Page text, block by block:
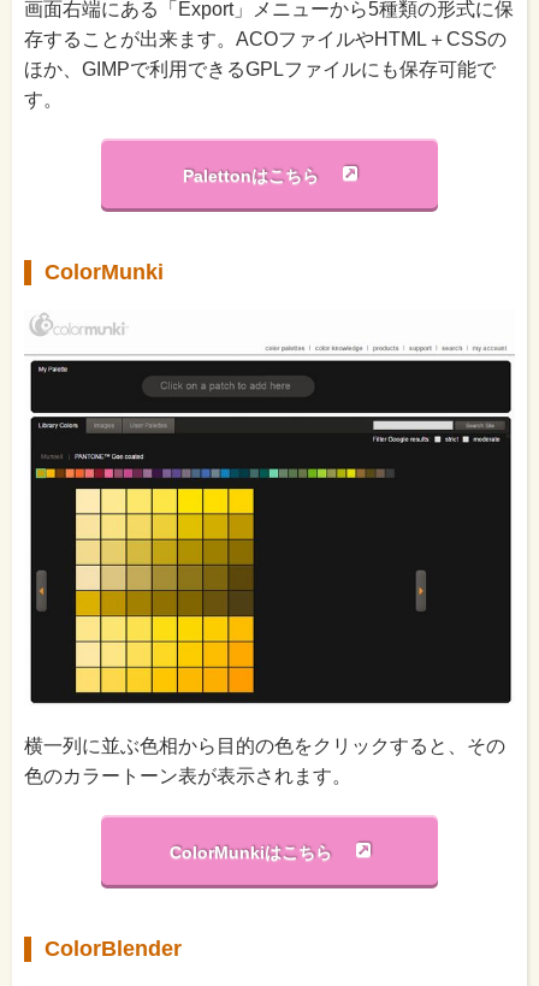
画面右端にある「Export」メニューから5種類の形式に保
存することが出来ます。ACOファイルやHTML＋CSSの
ほか、GIMPで利用できるGPLファイルにも保存可能で
す。
Palettonはこちら
ColorMunki
横一列に並ぶ色相から目的の色をクリックすると、その
色のカラートーン表が表示されます。
ColorMunkiはこちら
ColorBlender